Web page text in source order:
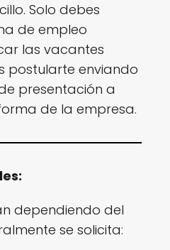
Solo debes
de empleo
las vacantes
postularte enviando
presentación a
de la empresa.
dependiendo del
se solicita: